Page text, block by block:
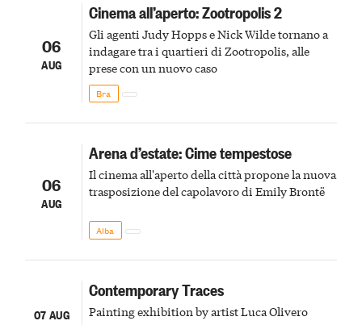
06
AUG
Cinema all’aperto: Zootropolis 2
Gli agenti Judy Hopps e Nick Wilde tornano a
indagare tra i quartieri di Zootropolis, alle
prese con un nuovo caso
Bra
06
AUG
Arena d’estate: Cime tempestose
Il cinema all'aperto della città propone la nuova
trasposizione del capolavoro di Emily Brontë
Alba
07 AUG
Contemporary Traces
Painting exhibition by artist Luca Olivero